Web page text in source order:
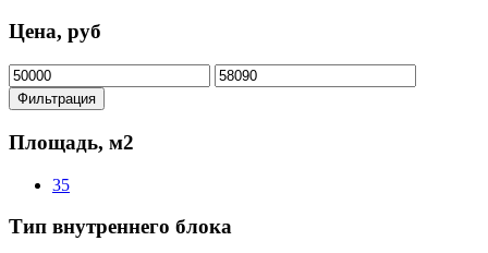
Цена, руб
Минимальная
цена
Максимальная
цена
Фильтрация
Площадь, м2
35
Тип внутреннего блока